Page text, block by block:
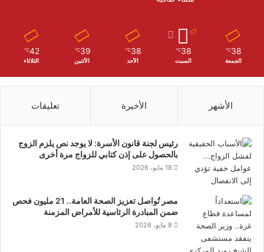
38
℃
الجمعة
38
℃
السبت
38
℃
الأحد
39
℃
الأثنين
42
℃
الثلاثاء
الأشهر الأخيرة تعليقات
رئيس لجنة قانون الأسرة: لا يوجد نص يلزم الزوج
بالحصول على إذن كتابي للزواج مرة أخرى
18 مايو، 2026
مصر تُواصل تعزيز الصحة العامة.. 21 مليون فحص
ضمن المبادرة الرئاسية للأمراض المزمنة
8 مايو، 2026